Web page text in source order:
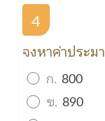
4
จงหาค่าประ
ก. 800
ข. 890